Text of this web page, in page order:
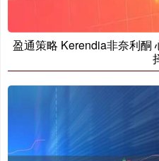
盈通策略 Kerendia非奈利酮